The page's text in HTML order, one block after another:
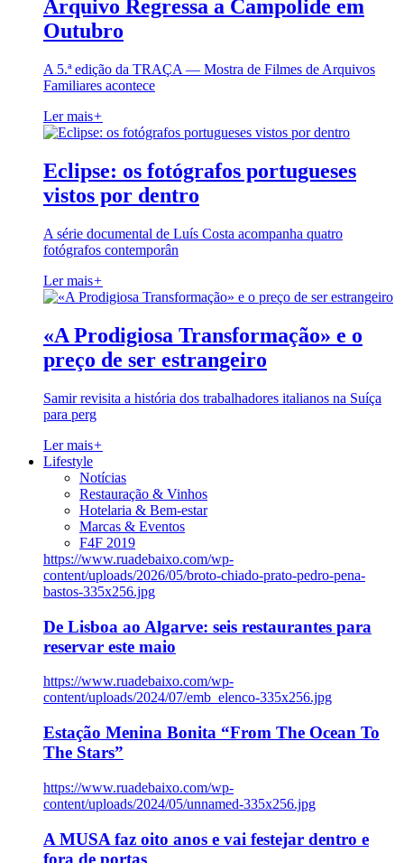
Arquivo Regressa a Campolide em
Outubro
A 5.ª edição da TRAÇA — Mostra de Filmes de Arquivos
Familiares acontece
Ler mais+
Eclipse: os fotógrafos portugueses
vistos por dentro
A série documental de Luís Costa acompanha quatro
fotógrafos contemporân
Ler mais+
«A Prodigiosa Transformação» e o
preço de ser estrangeiro
Samir revisita a história dos trabalhadores italianos na Suíça
para perg
Ler mais+
Lifestyle
Notícias
Restauração & Vinhos
Hotelaria & Bem-estar
Marcas & Eventos
F4F 2019
https://www.ruadebaixo.com/wp-
content/uploads/2026/05/broto-chiado-prato-pedro-pena-
bastos-335x256.jpg
De Lisboa ao Algarve: seis restaurantes para
reservar este maio
https://www.ruadebaixo.com/wp-
content/uploads/2024/07/emb_elenco-335x256.jpg
Estação Menina Bonita “From The Ocean To
The Stars”
https://www.ruadebaixo.com/wp-
content/uploads/2024/05/unnamed-335x256.jpg
A MUSA faz oito anos e vai festejar dentro e
fora de portas